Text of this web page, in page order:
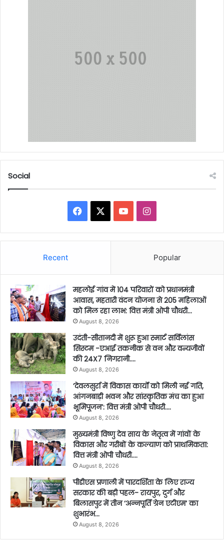
Social
Facebook YouTubeInstagram
Recent Popular
महलोई गांव में 104 परिवारों को प्रधानमंत्री
आवास, महतारी वंदन योजना से 205 महिलाओं
को मिल रहा लाभ: वित्त मंत्री ओपी चौधरी…
August 8, 2026
उदंती-सीतानदी में शुरू हुआ स्मार्ट सर्विलांस
सिस्टम -एआई तकनीक से वन और वन्यजीवों
की 24X7 निगरानी….
August 8, 2026
’देवलसुर्रा में विकास कार्यों को मिली नई गति,
आंगनबाड़ी भवन और सांस्कृतिक मंच का हुआ
भूमिपूजन’: वित्त मंत्री ओपी चौधरी….
August 8, 2026
मुख्यमंत्री विष्णु देव साय के नेतृत्व में गांवों के
विकास और गरीबों के कल्याण को प्राथमिकता:
वित्त मंत्री ओपी चौधरी….
August 8, 2026
पीडीएस प्रणाली में पारदर्शिता के लिए राज्य
सरकार की बड़ी पहल- रायपुर, दुर्ग और
बिलासपुर में तीन ‘अन्नपूर्ति ग्रेन एटीएम‘ का
शुभारंभ…
August 8, 2026